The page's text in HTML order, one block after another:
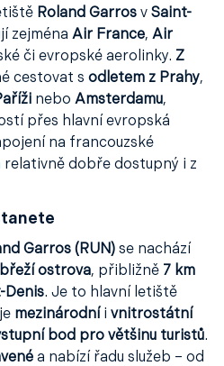
Roland Garros v Saint-
zejména Air France, Air
či evropské aerolinky. Z
cestovat s odletem z Prahy,
nebo Amsterdamu,
přes hlavní evropská
na francouzské
dobře dostupný i z
Garros (RUN) se nachází
ostrova, přibližně 7 km
Denis. Je to hlavní letiště
mezinárodní i vnitrostátní
bod pro většinu turistů.
a nabízí řadu služeb – od